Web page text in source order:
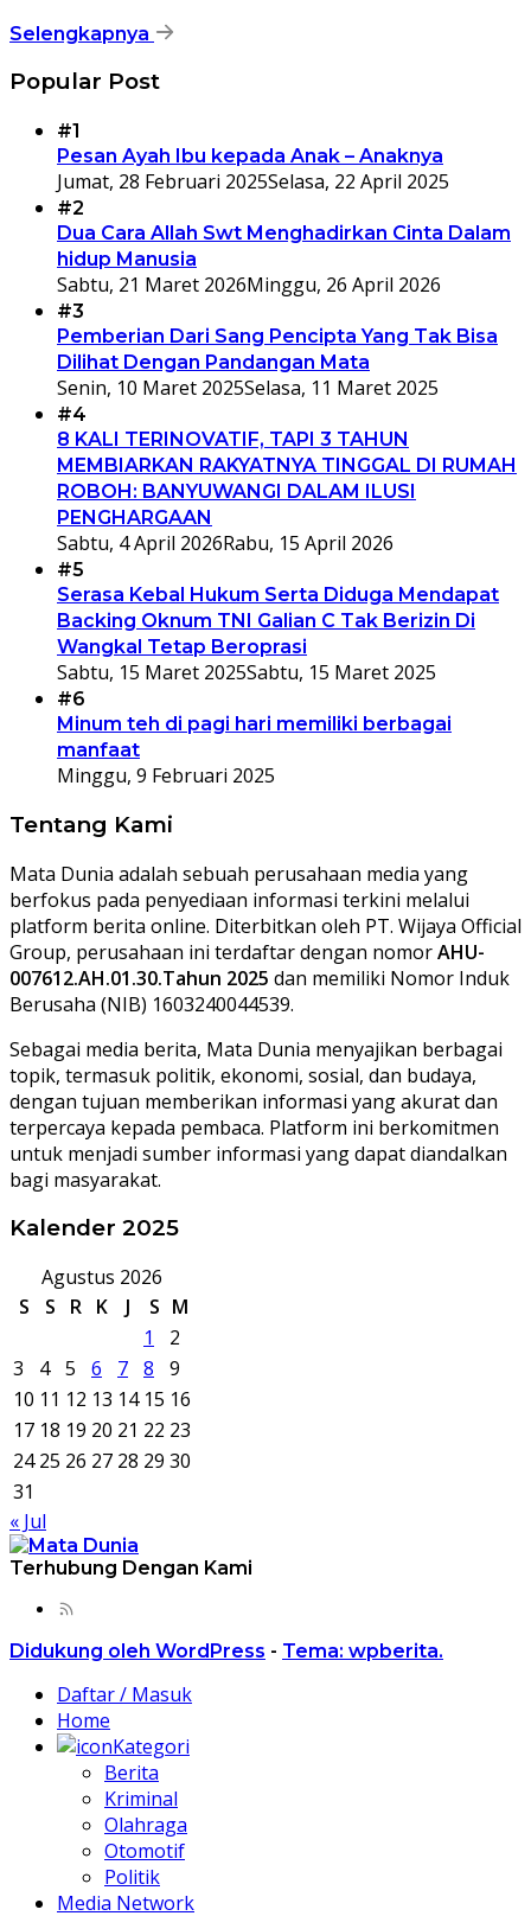
Selengkapnya
Popular Post
#1
Pesan Ayah Ibu kepada Anak – Anaknya
Jumat, 28 Februari 2025Selasa, 22 April 2025
#2
Dua Cara Allah Swt Menghadirkan Cinta Dalam
hidup Manusia
Sabtu, 21 Maret 2026Minggu, 26 April 2026
#3
Pemberian Dari Sang Pencipta Yang Tak Bisa
Dilihat Dengan Pandangan Mata
Senin, 10 Maret 2025Selasa, 11 Maret 2025
#4
8 KALI TERINOVATIF, TAPI 3 TAHUN
MEMBIARKAN RAKYATNYA TINGGAL DI RUMAH
ROBOH: BANYUWANGI DALAM ILUSI
PENGHARGAAN
Sabtu, 4 April 2026Rabu, 15 April 2026
#5
Serasa Kebal Hukum Serta Diduga Mendapat
Backing Oknum TNI Galian C Tak Berizin Di
Wangkal Tetap Beroprasi
Sabtu, 15 Maret 2025Sabtu, 15 Maret 2025
#6
Minum teh di pagi hari memiliki berbagai
manfaat
Minggu, 9 Februari 2025
Tentang Kami
Mata Dunia adalah sebuah perusahaan media yang
berfokus pada penyediaan informasi terkini melalui
platform berita online. Diterbitkan oleh PT. Wijaya Official
Group, perusahaan ini terdaftar dengan nomorAHU-
007612.AH.01.30.Tahun 2025 dan memiliki Nomor Induk
Berusaha (NIB) 1603240044539.
Sebagai media berita, Mata Dunia menyajikan berbagai
topik, termasuk politik, ekonomi, sosial, dan budaya,
dengan tujuan memberikan informasi yang akurat dan
terpercaya kepada pembaca. Platform ini berkomitmen
untuk menjadi sumber informasi yang dapat diandalkan
bagi masyarakat.
Kalender 2025
Agustus 2026
S
S R K J S M
1
2
3
4 5 6 7 8
9
10 11 12 13 14 15 16
17 18 19 20 21 22 23
24 25 26 27 28 29 30
31
« Jul
Terhubung Dengan Kami
Didukung oleh WordPress - Tema: wpberita.
Daftar / Masuk
Home
Kategori
Berita
Kriminal
Olahraga
Otomotif
Politik
Media Network